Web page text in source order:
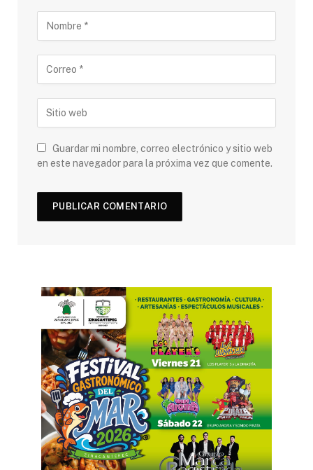
Guardar mi nombre, correo electrónico y sitio web
en este navegador para la próxima vez que comente.